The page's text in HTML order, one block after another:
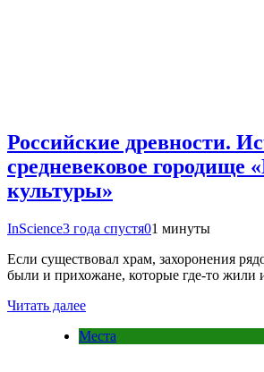
Российские древности.
средневековое
культуры»
InScience3 года спустя01 минуты
Если существовал храм, захоронения
были и прихожане, которые где-то жили
Читать далее
Места